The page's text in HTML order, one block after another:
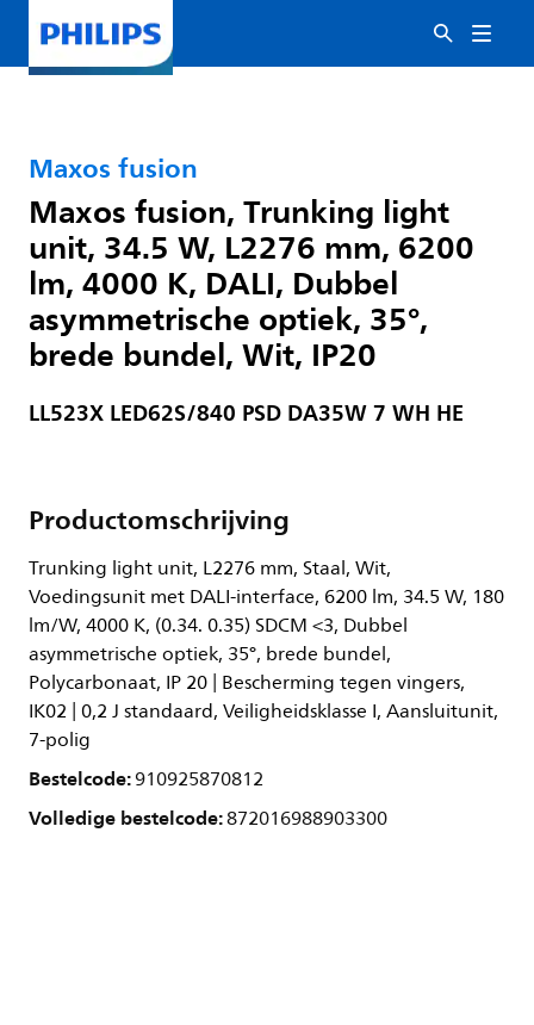
Maxos fusion
Maxos fusion, Trunking light
unit, 34.5 W, L2276 mm, 6200
lm, 4000 K, DALI, Dubbel
asymmetrische optiek, 35°,
brede bundel, Wit, IP20
LL523X LED62S/840 PSD DA35W 7 WH HE
Productomschrijving
Trunking light unit, L2276 mm, Staal, Wit,
Voedingsunit met DALI-interface, 6200 lm, 34.5 W, 180
lm/W, 4000 K, (0.34. 0.35) SDCM <3, Dubbel
asymmetrische optiek, 35°, brede bundel,
Polycarbonaat, IP 20 | Bescherming tegen vingers,
IK02 | 0,2 J standaard, Veiligheidsklasse I, Aansluitunit,
7-polig
Bestelcode:910925870812
Volledige bestelcode:872016988903300